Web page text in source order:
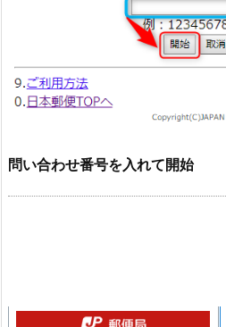
問い合わせ番号を入れて開始